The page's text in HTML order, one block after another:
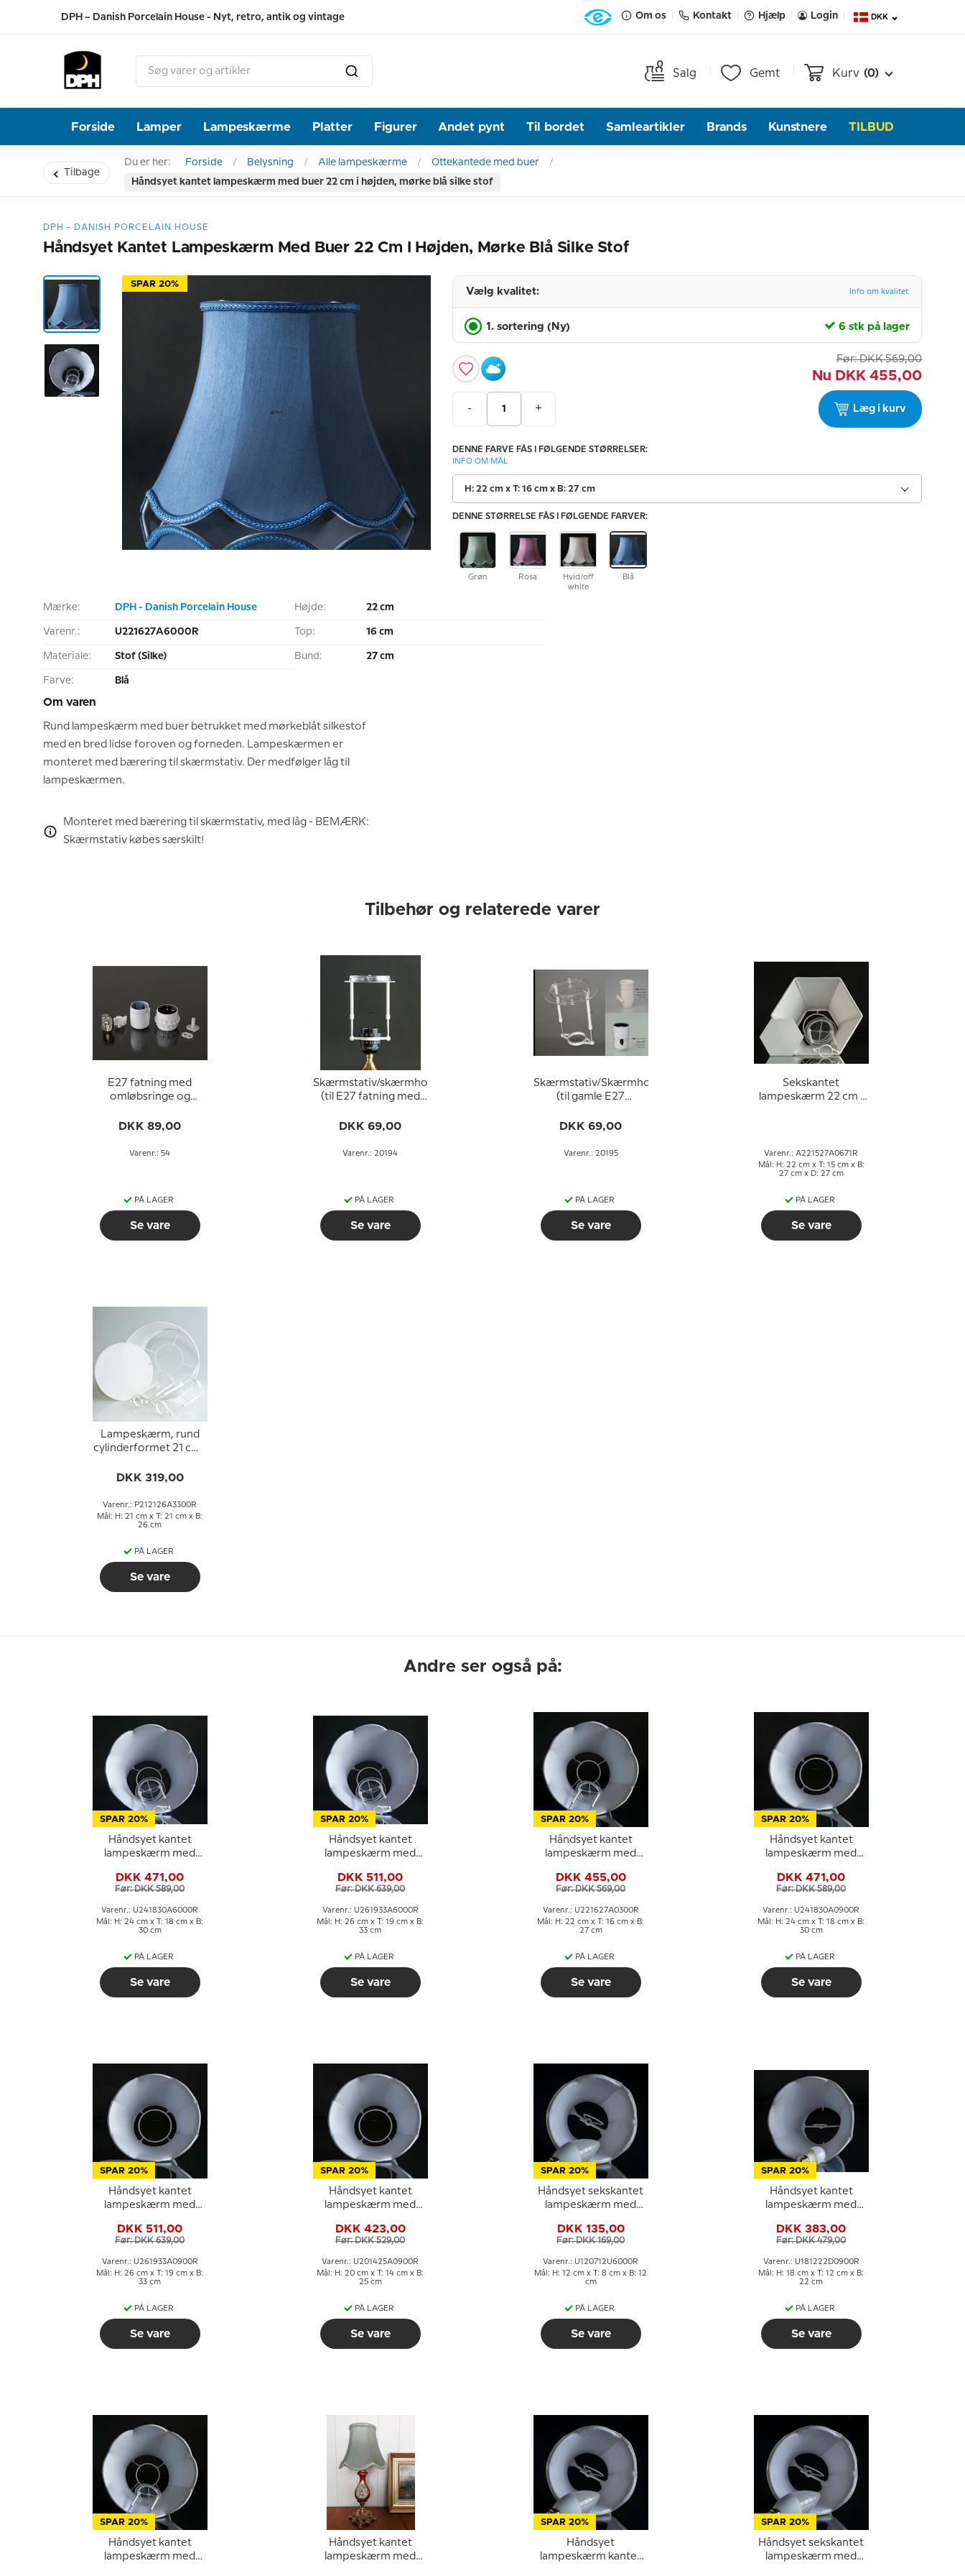
DPH – Danish Porcelain House - Nyt, retro, antik og vintage Om os Kontakt Hjælp Login DKK
Salg Gemt Kurv (0)
Forside Lamper Lampeskærme Platter Figurer Andet pynt Til bordet Samleartikler Brands Kunstnere TILBUD
Tilbage
Du er her: Forside Belysning Alle lampeskærme
Ottekantede med buer
Håndsyet kantet lampeskærm med buer 22 cm i højden, mørke blå silke stof
DPH - DANISH PORCELAIN HOUSE
Håndsyet Kantet Lampeskærm Med Buer 22 Cm I Højden, Mørke Blå Silke Stof
SPAR 20%
Mærke: DPH - Danish Porcelain House
Varenr.: U221627A6000R
Materiale: Stof (Silke)
Farve: Blå
Højde: 22 cm
Top: 16 cm
Bund: 27 cm
Om varen
Rund lampeskærm med buer betrukket med mørkeblåt silkestof
med en bred lidse foroven og forneden. Lampeskærmen er
monteret med bærering til skærmstativ. Der medfølger låg til
lampeskærmen.
Monteret med bærering til skærmstativ, med låg - BEMÆRK:
Skærmstativ købes særskilt!
Vælg kvalitet: Info om kvalitet
1. sortering (Ny) 6 stk på lager
Før: DKK 569,00
Nu DKK 455,00
- + Læg i kurv
DENNE FARVE FÅS I FØLGENDE STØRRELSER:
INFO OM MÅL
H: 22 cm x T: 16 cm x B: 27 cm
DENNE STØRRELSE FÅS I FØLGENDE FARVER:
Grøn Rosa
Hvid/off
white
Blå
Tilbehør og relaterede varer
E27 fatning med
omløbsringe og
hvid
DKK 89,00
Varenr.: 54
PÅ LAGER
Se vare
Skærmstativ/skærmholder
(til E27 fatning med
DKK 69,00
Varenr.: 20194
PÅ LAGER
Se vare
Skærmstativ/Skærmholder
(til gamle E27
omløbsringe - ø34
DKK 69,00
Varenr.: 20195
PÅ LAGER
Se vare
Sekskantet
lampeskærm 22 cm i
Varenr.: A221527A0671R
Mål: H: 22 cm x T: 15 cm x B:
27 cm x D: 27 cm
PÅ LAGER
Se vare
Lampeskærm, rund
cylinderformet 21 cm i
stof
DKK 319,00
Varenr.: P212126A3300R
Mål: H: 21 cm x T: 21 cm x B:
26 cm
PÅ LAGER
Se vare
Andre ser også på:
SPAR 20%
Håndsyet kantet
lampeskærm med
mørk blå silke stof
DKK 471,00
Før: DKK 589,00
Varenr.: U241830A6000R
Mål: H: 24 cm x T: 18 cm x B:
30 cm
PÅ LAGER
Se vare
SPAR 20%
Håndsyet kantet
lampeskærm med
mørk blå silke stof
DKK 511,00
Før: DKK 639,00
Varenr.: U261933A6000R
Mål: H: 26 cm x T: 19 cm x B:
33 cm
PÅ LAGER
Se vare
SPAR 20%
Håndsyet kantet
lampeskærm med
lys grøn silke stof
DKK 455,00
Før: DKK 569,00
Varenr.: U221627A0300R
Mål: H: 22 cm x T: 16 cm x B:
27 cm
PÅ LAGER
Se vare
SPAR 20%
Håndsyet kantet
lampeskærm med
lys blå silke stof
DKK 471,00
Før: DKK 589,00
Varenr.: U241830A0900R
Mål: H: 24 cm x T: 18 cm x B:
30 cm
PÅ LAGER
Se vare
SPAR 20%
Håndsyet kantet
lampeskærm med
lys blå silke stof
DKK 511,00
Før: DKK 639,00
Varenr.: U261933A0900R
Mål: H: 26 cm x T: 19 cm x B:
33 cm
PÅ LAGER
Se vare
SPAR 20%
Håndsyet kantet
lampeskærm med
lys blå silke stof
DKK 423,00
Før: DKK 529,00
Varenr.: U201425A0900R
Mål: H: 20 cm x T: 14 cm x B:
25 cm
PÅ LAGER
Se vare
SPAR 20%
Håndsyet sekskantet
lampeskærm med
mørk blå silke stof
DKK 135,00
Før: DKK 169,00
Varenr.: U120712U6000R
Mål: H: 12 cm x T: 8 cm x B: 12
cm
PÅ LAGER
Se vare
SPAR 20%
Håndsyet kantet
lampeskærm med
lys blå silke stof
DKK 383,00
Før: DKK 479,00
Varenr.: U181222D0900R
Mål: H: 18 cm x T: 12 cm x B:
22 cm
PÅ LAGER
Se vare
SPAR 20%
Håndsyet kantet
lampeskærm med
Håndsyet kantet
lampeskærm med
SPAR 20%
Håndsyet
lampeskærm kantet
SPAR 20%
Håndsyet sekskantet
lampeskærm med